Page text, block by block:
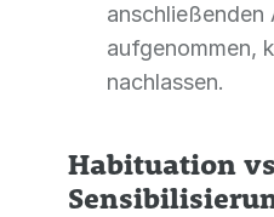
anschließenden
aufgenommen,
nachlassen.
Habituation